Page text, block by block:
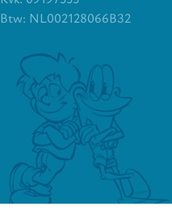
Btw: NL002128066B32